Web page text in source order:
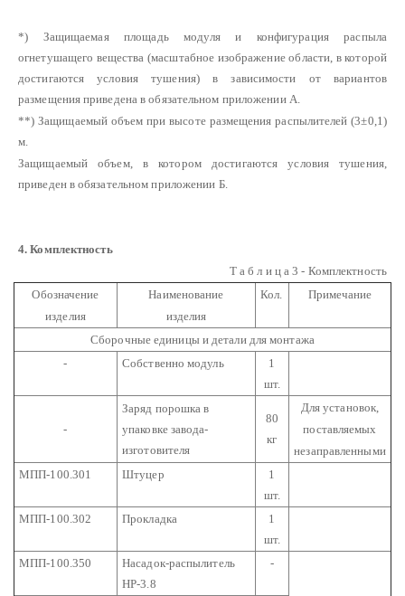
*) Защищаемая площадь модуля и конфигурация распыла
огнетушащего вещества (масштабное изображение области, в которой
достигаются условия тушения) в зависимости от вариантов
размещения приведена в обязательном приложении А.
**) Защищаемый объем при высоте размещения распылителей (3±0,1)
м.
Защищаемый объем, в котором достигаются условия тушения,
приведен в обязательном приложении Б.
4. Комплектность
Т а б л и ц а 3 - Комплектность
Обозначение
изделия
Наименование
изделия
Кол. Примечание
Сборочные единицы и детали для монтажа
-
Собственно модуль
1
шт.
-
Заряд порошка в
упаковке завода-
изготовителя
80
кг
Для установок,
поставляемых
незаправленными
МПП-100.301
Штуцер
1
шт.
МПП-100.302
Прокладка
1
шт.
МПП-100.350
Насадок-распылитель
НР-3.8
-